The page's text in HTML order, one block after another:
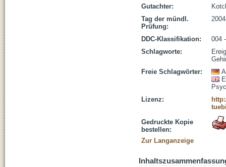
Gutachter:
Tag der mündl.
Prüfung:
DDC-Klassifikation:
004
Schlagworte:
Freie Schlagwörter:
Lizenz:
Gedruckte Kopie
bestellen:
Zur Langanzeige